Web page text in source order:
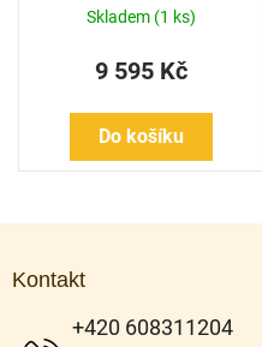
Skladem (1 ks)
9 595 Kč
Do košíku
Kontakt
+420 608311204